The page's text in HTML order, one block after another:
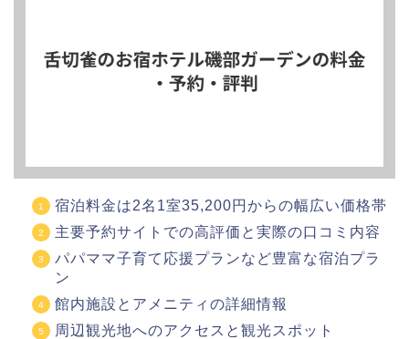
宿泊料金は2名1室35,200円からの幅広い価格帯
主要予約サイトでの高評価と実際の口コミ内容
パパママ子育て応援プランなど豊富な宿泊プラ
ン
館内施設とアメニティの詳細情報
周辺観光地へのアクセスと観光スポット